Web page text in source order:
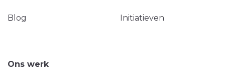
Blog Initiatieven
Ons werk